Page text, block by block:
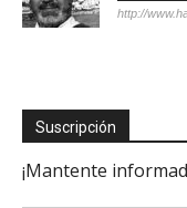
http://
Suscripción